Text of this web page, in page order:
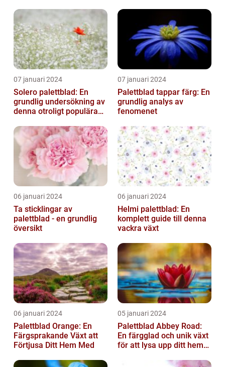
07 januari 2024
Solero palettblad: En
grundlig undersökning av
denna otroligt populära
07 januari 2024
Palettblad tappar färg: En
grundlig analys av
fenomenet
06 januari 2024
Ta sticklingar av
palettblad - en grundlig
översikt
06 januari 2024
Helmi palettblad: En
komplett guide till denna
vackra växt
06 januari 2024
Palettblad Orange: En
Färgsprakande Växt att
Förtjusa Ditt Hem Med
05 januari 2024
Palettblad Abbey Road:
En färgglad och unik växt
för att lysa upp ditt hem